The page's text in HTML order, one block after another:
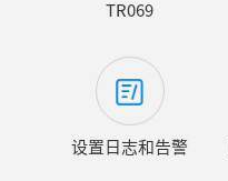
TR069
设置日志和告警